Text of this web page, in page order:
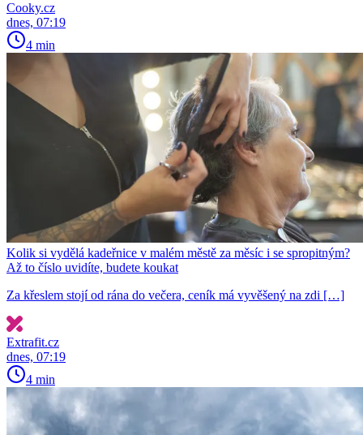
Cooky.cz
dnes, 07:19
4 min
Kolik si vydělá kadeřnice v malém městě za měsíc i se spropitným?
Až to číslo uvidíte, budete koukat
Za křeslem stojí od rána do večera, ceník má vyvěšený na zdi […]
Extrafit.cz
dnes, 07:19
4 min